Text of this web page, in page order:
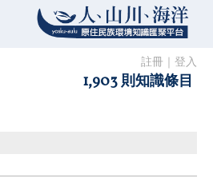
註冊 登入
1,903 則知識條目